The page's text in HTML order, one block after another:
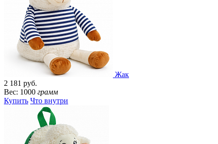
Жак
2 181 руб.
Вес: 1000 грамм
Купить Что внутри